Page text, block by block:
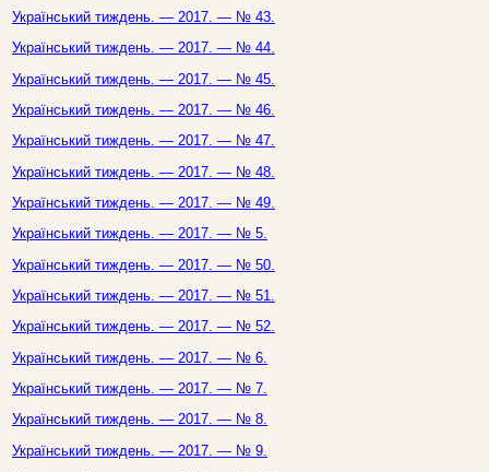
Український тиждень. — 2017. — № 43.
Український тиждень. — 2017. — № 44.
Український тиждень. — 2017. — № 45.
Український тиждень. — 2017. — № 46.
Український тиждень. — 2017. — № 47.
Український тиждень. — 2017. — № 48.
Український тиждень. — 2017. — № 49.
Український тиждень. — 2017. — № 5.
Український тиждень. — 2017. — № 50.
Український тиждень. — 2017. — № 51.
Український тиждень. — 2017. — № 52.
Український тиждень. — 2017. — № 6.
Український тиждень. — 2017. — № 7.
Український тиждень. — 2017. — № 8.
Український тиждень. — 2017. — № 9.